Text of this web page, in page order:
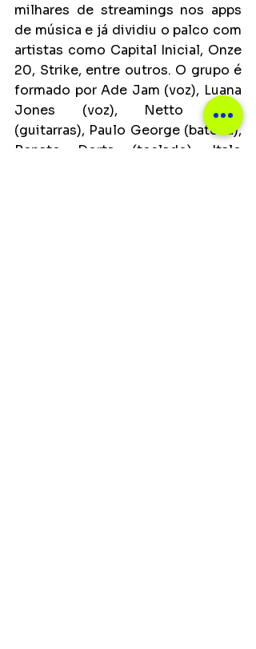
milhares de streamings nos apps
de música e já dividiu o palco com
artistas como Capital Inicial, Onze
20, Strike, entre outros. O grupo é
formado por Ade Jam (voz), Luana
Jones (voz), Netto Enes
(guitarras), Paulo George (bateria),
Renato Dorta (teclado), Italo